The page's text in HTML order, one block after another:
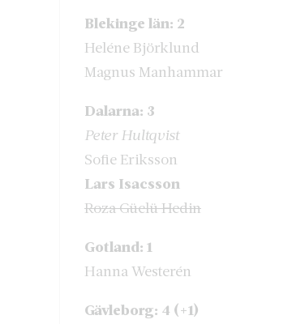
Blekinge län: 2
Heléne Björklund
Magnus Manhammar
Dalarna: 3
Peter Hultqvist
Sofie Eriksson
Lars Isacsson
Roza Güclü Hedin
Gotland: 1
Hanna Westerén
Gävleborg: 4 (+1)